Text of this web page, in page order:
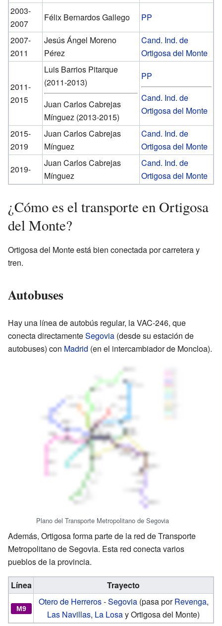
2003-
2007
Félix Bernardos Gallego
PP
2007-
2011
Jesús Ángel Moreno
Pérez
Cand. Ind. de
Ortigosa del Monte
2011-
2015
Luis Barrios Pitarque
(2011-2013)
Juan Carlos Cabrejas
Mínguez (2013-2015)
PP
Cand. Ind. de
Ortigosa del Monte
2015-
2019
Juan Carlos Cabrejas
Mínguez
Cand. Ind. de
Ortigosa del Monte
2019-
Juan Carlos Cabrejas
Mínguez
Cand. Ind. de
Ortigosa del Monte
¿Cómo es el transporte en Ortigosa
del Monte?
Ortigosa del Monte está bien conectada por carretera y
tren.
Autobuses
Hay una línea de autobús regular, la VAC-246, que
conecta directamenteSegovia (desde su estación de
autobuses) con Madrid (en el intercambiador de Moncloa).
Plano del Transporte Metropolitano de Segovia
Además, Ortigosa forma parte de la red de Transporte
Metropolitano de Segovia. Esta red conecta varios
pueblos de la provincia.
Línea Trayecto
M9
Otero de Herreros-Segovia(pasa porRevenga,
Las Navillas, La Losay Ortigosa del Monte)